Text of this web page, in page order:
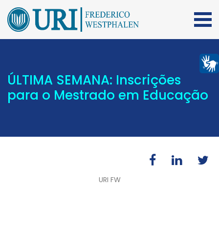
ÚLTIMA SEMANA: Inscrições
para o Mestrado em Educação
URI FW